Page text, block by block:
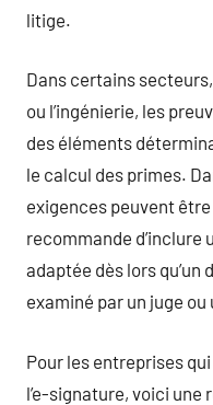
litige.
Dans certains
ou l’ingénierie, les
des éléments
le calcul des primes.
exigences peuvent
recommande d’inclure
adaptée dès lors qu’un
examiné par un juge
Pour les entreprises
l’e-signature, voici